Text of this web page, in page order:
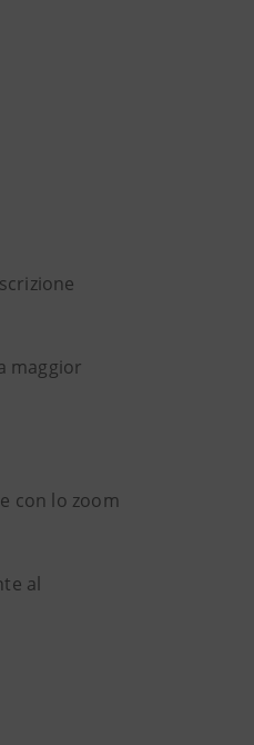
maggior
con lo zoom
al